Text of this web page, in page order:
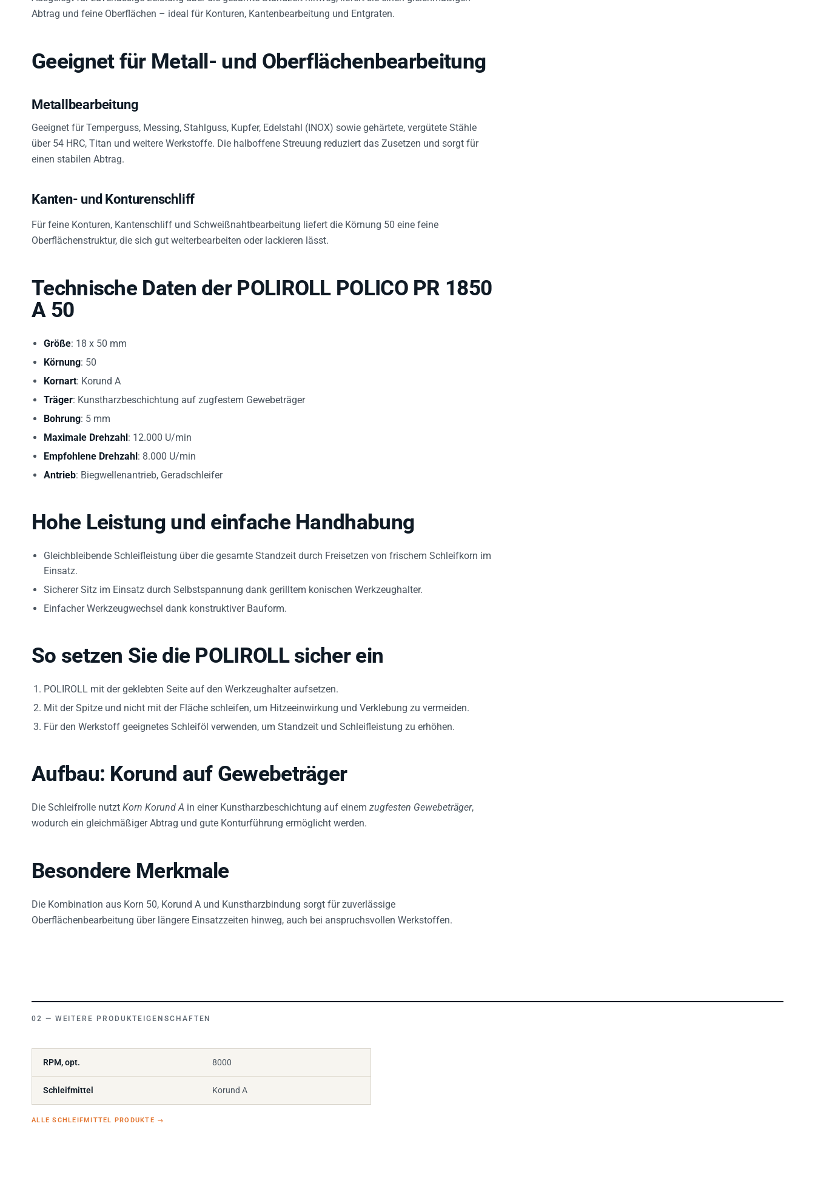
Abtrag und feine Oberflächen – ideal für Konturen, Kantenbearbeitung und Entgraten.
Geeignet für Metall- und Oberflächenbearbeitung
Metallbearbeitung
Geeignet für Temperguss, Messing, Stahlguss, Kupfer, Edelstahl (INOX) sowie gehärtete, vergütete Stähle
über 54 HRC, Titan und weitere Werkstoffe. Die halboffene Streuung reduziert das Zusetzen und sorgt für
einen stabilen Abtrag.
Kanten- und Konturenschliff
Für feine Konturen, Kantenschliff und Schweißnahtbearbeitung liefert die Körnung 50 eine feine
Oberflächenstruktur, die sich gut weiterbearbeiten oder lackieren lässt.
Technische Daten der POLIROLL POLICO PR 1850
A 50
Größe: 18 x 50 mm
Körnung: 50
Kornart: Korund A
Träger: Kunstharzbeschichtung auf zugfestem Gewebeträger
Bohrung: 5 mm
Maximale Drehzahl: 12.000 U/min
Empfohlene Drehzahl: 8.000 U/min
Antrieb: Biegwellenantrieb, Geradschleifer
Hohe Leistung und einfache Handhabung
Gleichbleibende Schleifleistung über die gesamte Standzeit durch Freisetzen von frischem Schleifkorn im
Einsatz.
Sicherer Sitz im Einsatz durch Selbstspannung dank gerilltem konischen Werkzeughalter.
Einfacher Werkzeugwechsel dank konstruktiver Bauform.
So setzen Sie die POLIROLL sicher ein
POLIROLL mit der geklebten Seite auf den Werkzeughalter aufsetzen.
Mit der Spitze und nicht mit der Fläche schleifen, um Hitzeeinwirkung und Verklebung zu vermeiden.
Für den Werkstoff geeignetes Schleiföl verwenden, um Standzeit und Schleifleistung zu erhöhen.
Aufbau: Korund auf Gewebeträger
Die Schleifrolle nutzt Korn Korund A in einer Kunstharzbeschichtung auf einem zugfesten Gewebeträger,
wodurch ein gleichmäßiger Abtrag und gute Konturführung ermöglicht werden.
Besondere Merkmale
Die Kombination aus Korn 50, Korund A und Kunstharzbindung sorgt für zuverlässige
Oberflächenbearbeitung über längere Einsatzzeiten hinweg, auch bei anspruchsvollen Werkstoffen.
WEITERE PRODUKTEIGENSCHAFTEN
RPM, opt. 8000
Schleifmittel Korund A